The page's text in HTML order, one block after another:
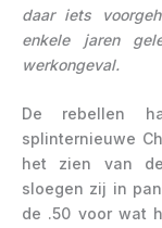
daar iets
enkele jaren
werkongeval.
De rebellen
splinternieuwe
het zien van de
sloegen zij in
de .50 voor wat